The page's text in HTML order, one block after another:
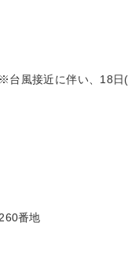
風接近に伴い、18日(
番地